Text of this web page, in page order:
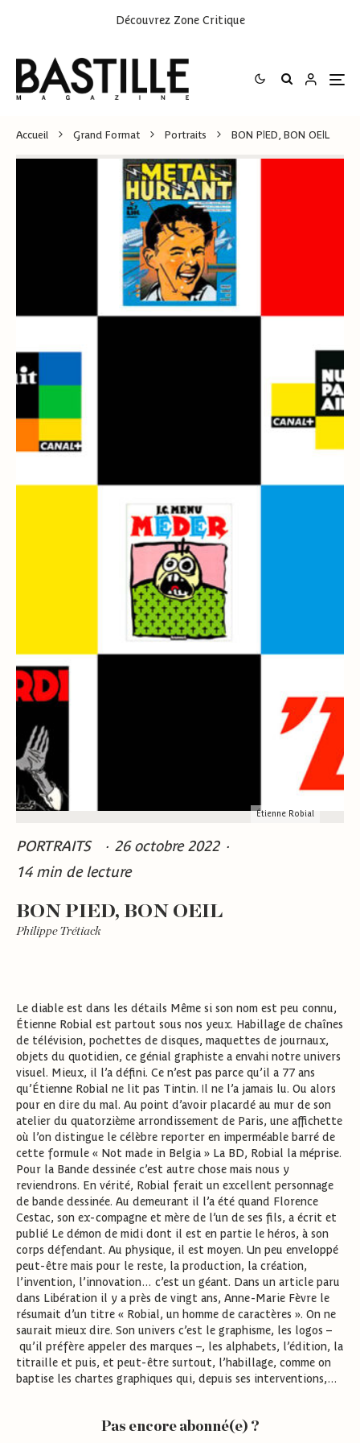
Découvrez Zone Critique
Accueil Grand Format Portraits BON PIED, BON OEIL
Étienne Robial
PORTRAITS · 26 octobre 2022 ·
14 min de lecture
BON PIED, BON OEIL
Philippe Trétiack
Le diable est dans les détails Même si son nom est peu connu,
Étienne Robial est partout sous nos yeux. Habillage de chaînes
de télévision, pochettes de disques, maquettes de journaux,
objets du quotidien, ce génial graphiste a envahi notre univers
visuel. Mieux, il l’a défini. Ce n’est pas parce qu’il a 77 ans
qu’Étienne Robial ne lit pas Tintin. Il ne l’a jamais lu. Ou alors
pour en dire du mal. Au point d’avoir placardé au mur de son
atelier du quatorzième arrondissement de Paris, une affichette
où l’on distingue le célèbre reporter en imperméable barré de
cette formule « Not made in Belgia » La BD, Robial la méprise.
Pour la Bande dessinée c’est autre chose mais nous y
reviendrons. En vérité, Robial ferait un excellent personnage
de bande dessinée. Au demeurant il l’a été quand Florence
Cestac, son ex-compagne et mère de l’un de ses fils, a écrit et
publié Le démon de midi dont il est en partie le héros, à son
corps défendant. Au physique, il est moyen. Un peu enveloppé
peut-être mais pour le reste, la production, la création,
l’invention, l’innovation… c’est un géant. Dans un article paru
dans Libération il y a près de vingt ans, Anne-Marie Fèvre le
résumait d’un titre « Robial, un homme de caractères ». On ne
saurait mieux dire. Son univers c’est le graphisme, les logos –
qu’il préfère appeler des marques –, les alphabets, l’édition, la
titraille et puis, et peut-être surtout, l’habillage, comme on
baptise les chartes graphiques qui, depuis ses interventions,…
Pas encore abonné(e) ?